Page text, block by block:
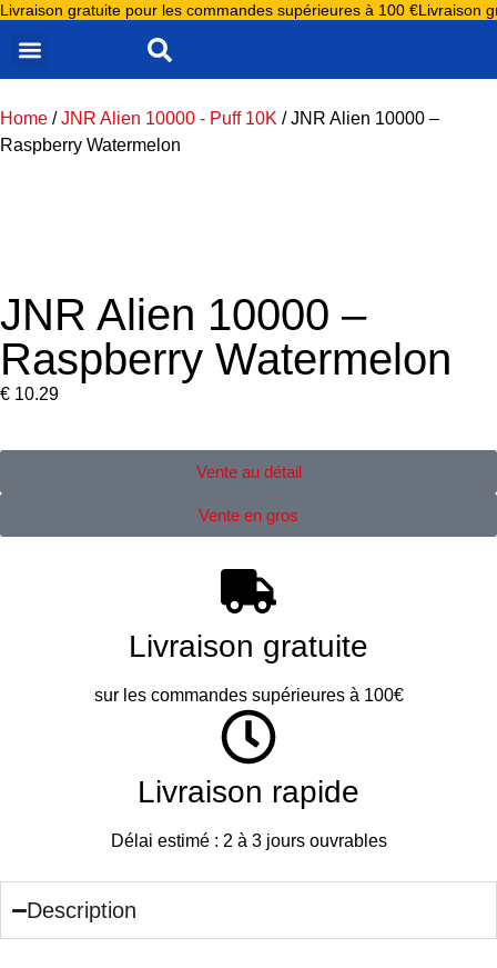
Livraison gratuite pour les commandes supérieures à 100 €Livraison
Home /JNR Alien 10000 - Puff 10K / JNR Alien 10000 –
Raspberry Watermelon
JNR Alien 10000 –
Raspberry Watermelon
€ 10.29
Vente au détail
Vente en gros
Livraison gratuite
sur les commandes supérieures à 100€
Livraison rapide
Délai estimé : 2 à 3 jours ouvrables
Description